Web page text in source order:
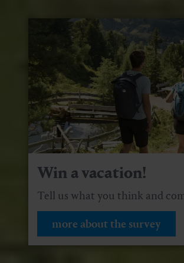
Win a vacation!
Tell us what you think and
more about the survey